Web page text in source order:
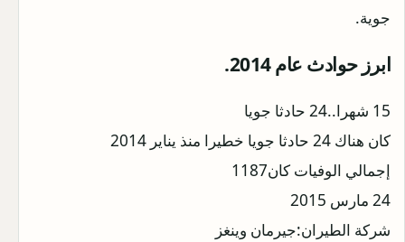
جوية.
ابرز حوادث عام 2014.
15 شهرا..24 حادثا جويا
كان هناك 24 حادثا جويا خطيرا منذ يناير 2014
إجمالي الوفيات كان1187
24 مارس 2015
شركة الطيران:جيرمان وينغز